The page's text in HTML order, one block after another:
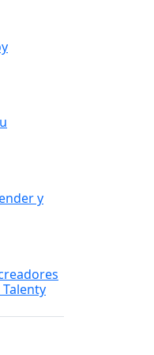
y